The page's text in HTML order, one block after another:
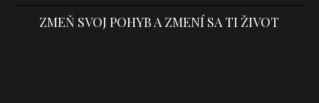
ZMEŇ SVOJ POHYB A ZMENÍ SA TI ŽIVOT